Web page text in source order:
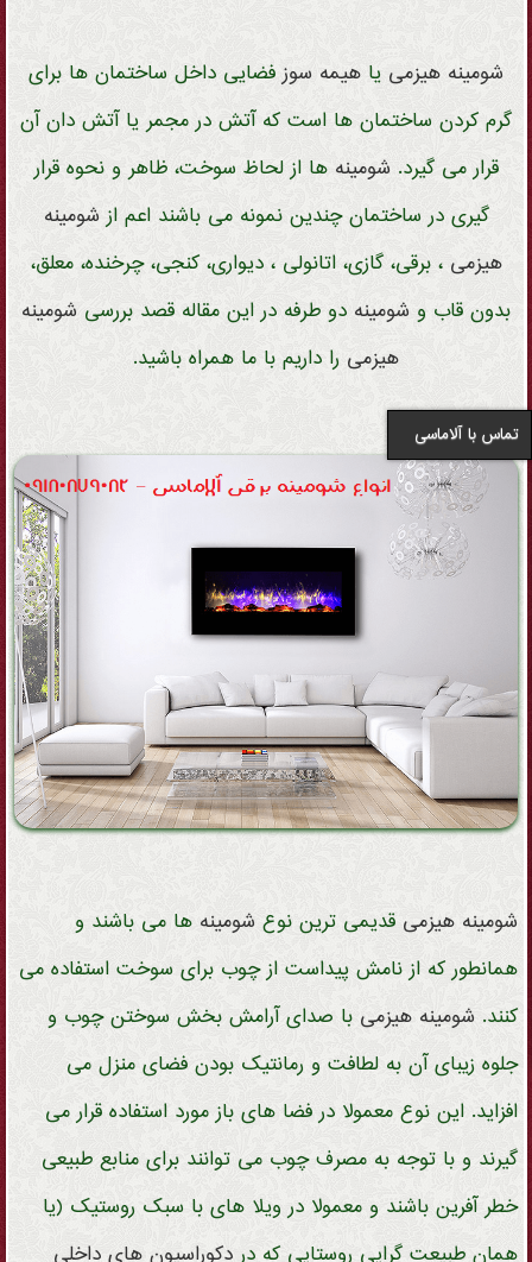
شومینه هیزمی یا هیمه سوزفضایی داخل ساختمان ها برای
گرم کردن ساختمان ها است که آتش در مجمر یا آتش دان آن
قرار می گیرد.شومینه ها از لحاظ سوخت، ظاهر و نحوه قرار
گیری در ساختمان چندین نمونه می باشند اعم از شومینه
هیزمی ، برقی، گازی، اتانولی ، دیواری، کنجی، چرخنده، معلق،
بدون قاب و شومینه دو طرفه در این مقاله قصد بررسی شومینه
هیزمی را داریم با ما همراه باشید.
شومینه هیزمی قدیمی ترین نوع شومینه ها می باشند و
همانطور که از نامش پیداست از چوب برای سوخت استفاده می
کنند. شومینه هیزمی با صدای آرامش بخش سوختن چوب و
جلوه زیبای آن به لطافت و رمانتیک بودن فضای منزل می
افزاید. این نوع معمولا در فضا های باز مورد استفاده قرار می
گیرند و با توجه به مصرف چوب می توانند برای منابع طبیعی
خطر آفرین باشند و معمولا در ویلا های با سبک روستیک (یا
تماس با آلاماسی